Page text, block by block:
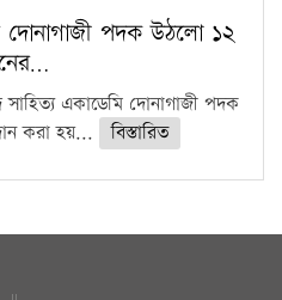
দোনাগাজী পদক উঠলো ১২
সাহিত্য একাডেমি দোনাগাজী পদক
করা হয়...
বিস্তারিত